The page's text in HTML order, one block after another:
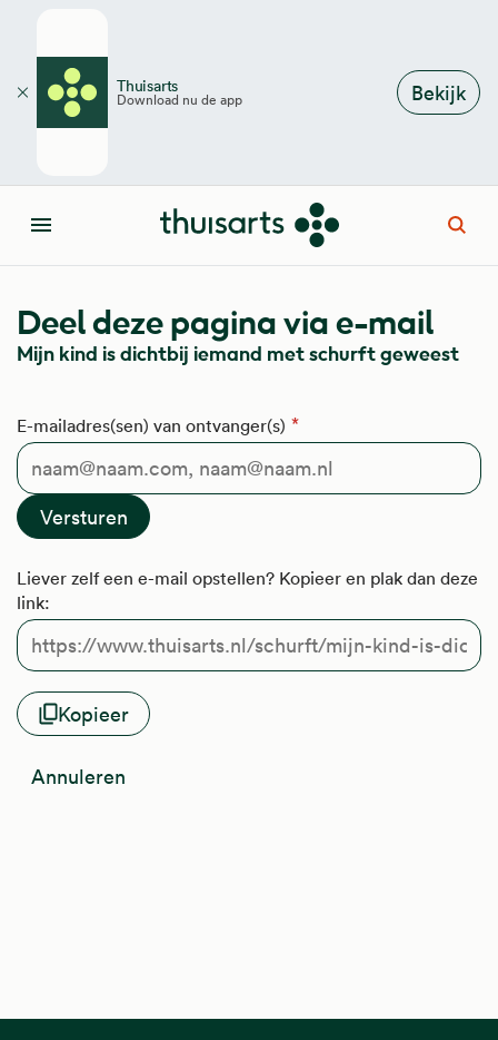
Thuisarts
Download nu de app Bekijk
Sluiten
Menu
Deel deze pagina via e-mail
Mijn kind is dichtbij iemand met schurft geweest
E-mailadres(sen) van ontvanger(s)
Liever zelf een e-mail opstellen? Kopieer en plak dan deze
link:
Kopieer
Annuleren